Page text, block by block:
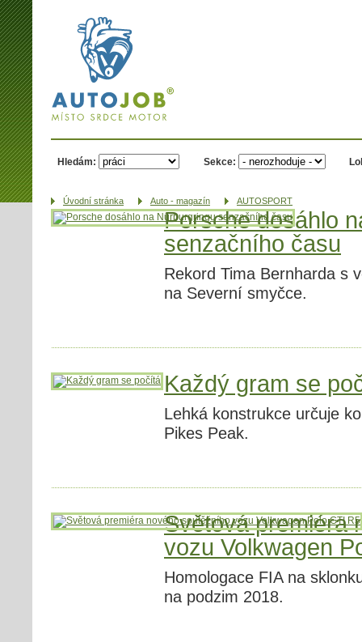
AUTOJOB.cz -
místo srdce
motor
Hledám: Sekce:
Úvodní­ stránka Auto - magazín AUTOSPORT
Porsche dosáhlo
senzačního času
Rekord Tima Bernharda s
na Severní smyčce.
Každý gram se
Lehká konstrukce určuje
Pikes Peak.
Světová premiéra
vozu Volkwagen
Homologace FIA na
na podzim 2018.